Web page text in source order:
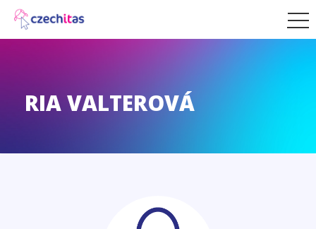
RIA VALTEROVÁ